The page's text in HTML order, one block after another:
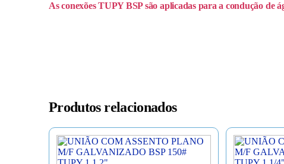
As conexões TUPY BSP são aplicadas para a condução de
Produtos relacionados